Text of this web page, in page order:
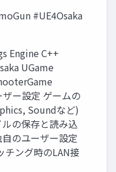
#UE4Osaka
Engine C++
UGame
ー設定 ゲームの
Soundなど)
の保存と読み込
のユーザー設定
チング時のLAN接